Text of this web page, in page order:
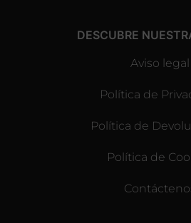
DESCUBRE
Aviso legal
Política de
Política de
Política de